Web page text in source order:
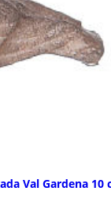
Val Gardena 10